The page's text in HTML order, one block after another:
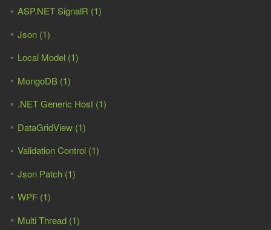
ASP.NET SignalR (1)
Json (1)
Local Model (1)
MongoDB (1)
.NET Generic Host (1)
DataGridView (1)
Validation Control (1)
Json Patch (1)
WPF (1)
Multi Thread (1)